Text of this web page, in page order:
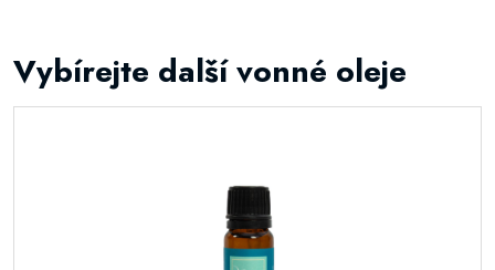
Vybírejte další vonné oleje